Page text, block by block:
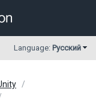
Language: Русский